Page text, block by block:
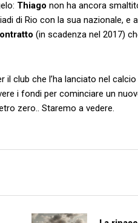
Thiago non ha ancora
di Rio con la sua nazionale, e
(in scadenza nel 2017)
il club che l’ha lanciato nel
i fondi per cominciare un
zero.. Staremo a vedere.